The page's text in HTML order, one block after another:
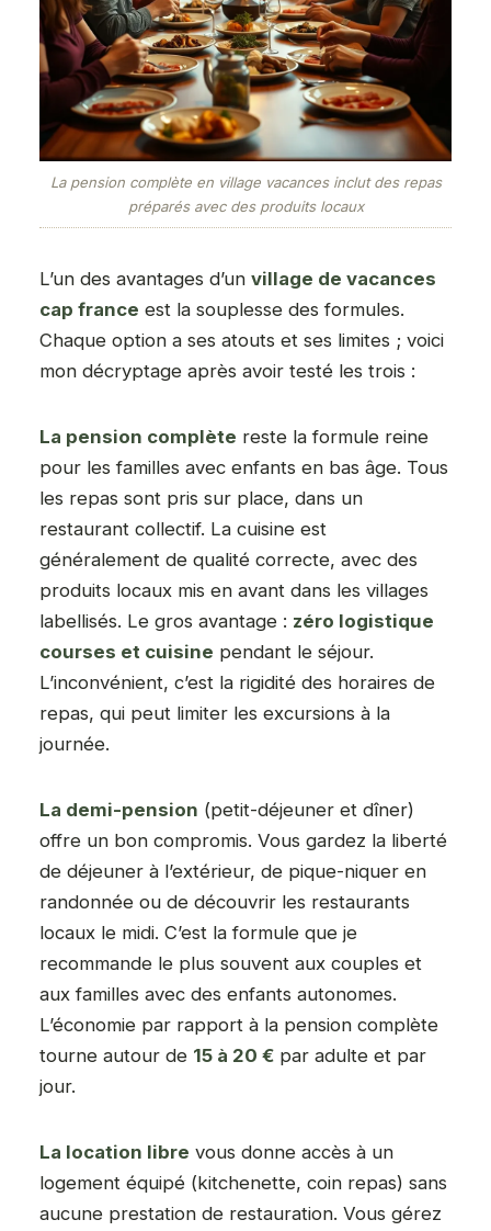
La pension complète en village vacances inclut des repas
préparés avec des produits locaux
L’un des avantages d’un village de vacances
cap france est la souplesse des formules.
Chaque option a ses atouts et ses limites ; voici
mon décryptage après avoir testé les trois :
La pension complète reste la formule reine
pour les familles avec enfants en bas âge. Tous
les repas sont pris sur place, dans un
restaurant collectif. La cuisine est
généralement de qualité correcte, avec des
produits locaux mis en avant dans les villages
labellisés. Le gros avantage : zéro logistique
courses et cuisine pendant le séjour.
L’inconvénient, c’est la rigidité des horaires de
repas, qui peut limiter les excursions à la
journée.
La demi-pension (petit-déjeuner et dîner)
offre un bon compromis. Vous gardez la liberté
de déjeuner à l’extérieur, de pique-niquer en
randonnée ou de découvrir les restaurants
locaux le midi. C’est la formule que je
recommande le plus souvent aux couples et
aux familles avec des enfants autonomes.
L’économie par rapport à la pension complète
tourne autour de 15 à 20 € par adulte et par
jour.
La location libre vous donne accès à un
logement équipé (kitchenette, coin repas) sans
aucune prestation de restauration. Vous gérez